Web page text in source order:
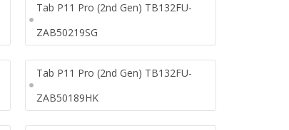
Tab P11 Pro (2nd Gen) TB132FU-
ZAB50219SG
Tab P11 Pro (2nd Gen) TB132FU-
ZAB50189HK